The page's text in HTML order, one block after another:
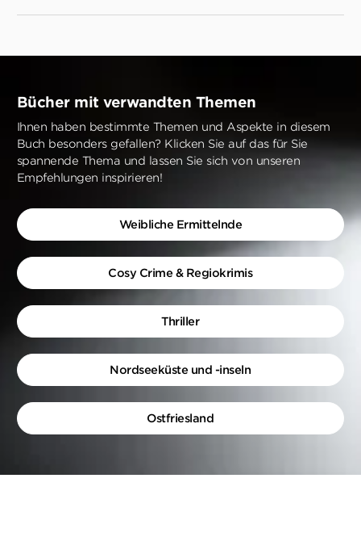
Bücher mit verwandten Themen
Ihnen haben bestimmte Themen und Aspekte in diesem
Buch besonders gefallen? Klicken Sie auf das für Sie
spannende Thema und lassen Sie sich von unseren
Empfehlungen inspirieren!
Weibliche Ermittelnde
Cosy Crime & Regiokrimis
Thriller
Nordseeküste und -inseln
Ostfriesland